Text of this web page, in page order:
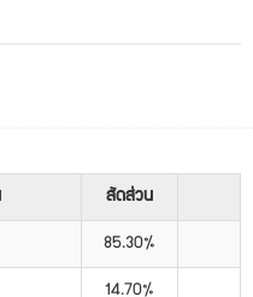
สัดส่วน
85.30%
14.70%